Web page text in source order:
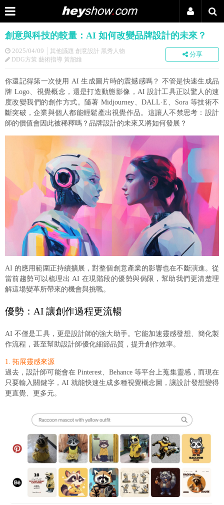
創意與科技的較量：AI 如何改變品牌設計的未來？
2025/04/09
其他議題 創意設計 黑秀人物
DDG方策 藝術指導 黃韶維
分享
你還記得第一次使用 AI 生成圖片時的震撼感嗎？ 不管是快速生成品
牌 Logo、視覺概念，還是打造動態影像，AI 設計工具正以驚人的速
度改變我們的創作方式。隨著 Midjourney、DALL·E、Sora 等技術不
斷突破，企業與個人都能輕鬆產出視覺作品。這讓人不禁思考：設計
師的價值會因此被稀釋嗎？品牌設計的未來又將如何發展？
AI 的應用範圍正持續擴展，對整個創意產業的影響也在不斷演進。從
當前趨勢可以梳理出 AI 在現階段的優勢與侷限，幫助我們更清楚理
解這場變革所帶來的機會與挑戰。
優勢：AI 讓創作過程更流暢
AI 不僅是工具，更是設計師的強大助手。它能加速靈感發想、簡化製
作流程，甚至幫助設計師優化細節品質，提升創作效率。
1. 拓展靈感來源
過去，設計師可能會在 Pinterest、Behance 等平台上蒐集靈感，而現在
只要輸入關鍵字，AI 就能快速生成多種視覺概念圖，讓設計發想變得
更直覺、更多元。